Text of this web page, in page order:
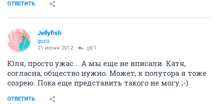
ОТВЕТИТЬ
Jellyfish
guru
21 июня 2012 jjb1
Юля, просто ужас... А мы еще не вписали. Катя,
согласна, общество нужно. Может, к полутора я тоже
созрею. Пока еще представить такого не могу ;-)
ОТВЕТИТЬ